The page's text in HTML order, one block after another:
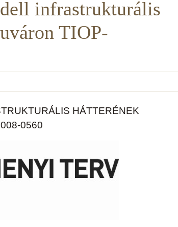
infrastrukturális
TIOP-
HÁTTERÉNEK
0560